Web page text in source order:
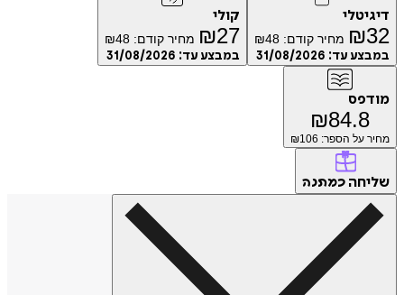
דיגיטלי
₪32 מחיר קודם: ₪48
במבצע עד: 31/08/2026
קולי
₪27 מחיר קודם: ₪48
במבצע עד: 31/08/2026
מודפס
₪84.8
מחיר על הספר: ₪ 106
שליחה כמתנה